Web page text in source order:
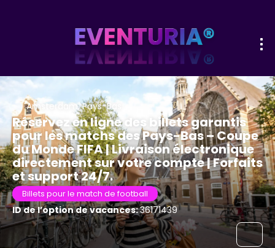
Amsterdam, Pays-Bas
Réservez en ligne des billets garantis
pour les matchs des Pays-Bas – Coupe
du Monde FIFA | Livraison électronique
directement sur votre compte | Forfaits
et support 24/7.
Billets pour le match de football
ID de l’option de vacances:36171439